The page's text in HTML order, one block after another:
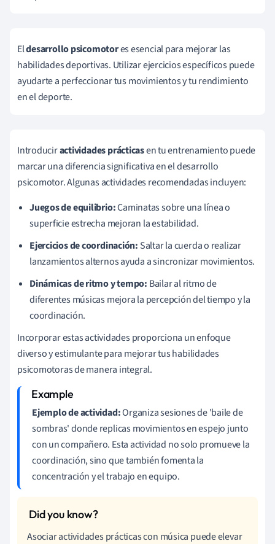
Eldesarrollo psicomotores esencial para mejorar las
habilidades deportivas. Utilizar ejercicios específicos puede
ayudarte a perfeccionar tus movimientos y tu rendimiento
en el deporte.
Introduciractividades prácticasen tu entrenamiento puede
marcar una diferencia significativa en el desarrollo
psicomotor. Algunas actividades recomendadas incluyen:
Juegos de equilibrio:Caminatas sobre una línea o
superficie estrecha mejoran la estabilidad.
Ejercicios de coordinación: Saltar la cuerda o realizar
lanzamientos alternos ayuda a sincronizar movimientos.
Dinámicas de ritmo y tempo: Bailar al ritmo de
diferentes músicas mejora la percepción del tiempo y la
coordinación.
Incorporar estas actividades proporciona un enfoque
diverso y estimulante para mejorar tus habilidades
psicomotoras de manera integral.
Ejemplo de actividad:Organiza sesiones de 'baile de
sombras' donde replicas movimientos en espejo junto
con un compañero. Esta actividad no solo promueve la
coordinación, sino que también fomenta la
concentración y el trabajo en equipo.
Asociar actividades prácticas con música puede elevar